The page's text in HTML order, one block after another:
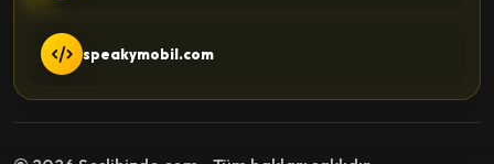
speakymobil.com